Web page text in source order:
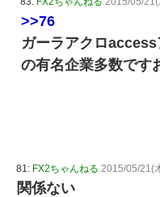
>>76
ガーラアクロ
の有名企業多数です
81: FX2ちゃんねる 2015/05/21(
関係ない